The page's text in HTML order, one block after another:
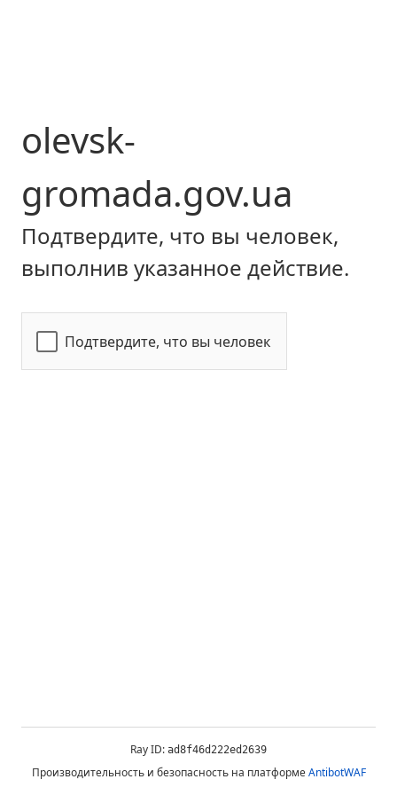
olevsk-
gromada.gov.ua
Подтвердите, что вы человек,
выполнив указанное действие.
Подтвердите, что вы человек
Ray ID: ad8f46d222ed2639
Производительность и безопасность на платформеAntibotWAF